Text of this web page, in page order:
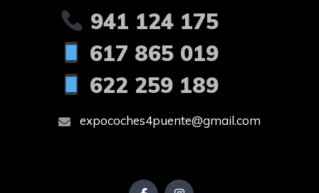
941 124 175
617 865 019
622 259 189
expocoches4puente@gmail.com